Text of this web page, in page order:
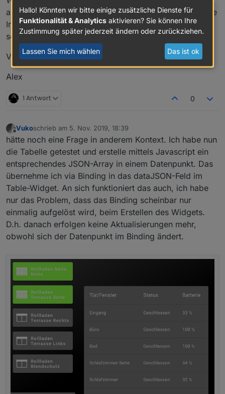
conn.js:1137 Error: 4 - at t.template.fn
conn.js:1137 Error:
5 - at r (https://
conn.js:1137 Error: 6 - at Function.renderTo
conn.js:1137 Error:
- Function.renderAs
conn.js:1137 Error:
8 -
conn.js:1137 Error: 9 - at Object.renderWidget
conn.js:1137 Error:
...
als ich installiert hab? Ich dachteiobroker.proroutet die
Infos nur durch. Habt ihr das Problem auch und mglw.
schon gelöst?
Vielen Dank
Alex
1 Antwort 0
Offline
Vukoschrieb am 5. Nov. 2019, 18:39
zuletzt editiert von
hätte noch eine Frage in anderem Kontext. Ich habe nun
die Tabelle getestet und erstelle mittels Javascript ein
entsprechendes JSON-Array in einem Datenpunkt. Das
übernehme ich via Binding in das dataJSON-Feld im
Table-Widget. An sich funktioniert das auch, ich habe
nur das Problem, dass das Binding scheinbar nur
einmalig aufgelöst wird, beim Erstellen des Widgets.
D.h. danach erfolgen keine Aktualisierungen mehr,
obwohl sich der Datenpunkt im Binding ändert.
Hallo! Könnten wir bitte einige zusätzliche Dienste für
Funktionalität & Analytics aktivieren? Sie können Ihre
Zustimmung später jederzeit ändern oder zurückziehen.
Lassen Sie mich wählen Das ist ok